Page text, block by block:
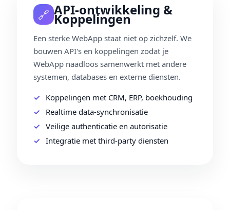
🔗 API‑ontwikkeling &
Koppelingen
Een sterke WebApp staat niet op zichzelf. We
bouwen API's en koppelingen zodat je
WebApp naadloos samenwerkt met andere
systemen, databases en externe diensten.
Koppelingen met CRM, ERP, boekhouding
Realtime data‑synchronisatie
Veilige authenticatie en autorisatie
Integratie met third‑party diensten